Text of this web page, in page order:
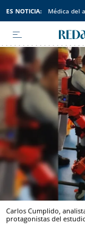
ES NOTICIA: Médica del
Carlos Cumplido,
protagonistas del